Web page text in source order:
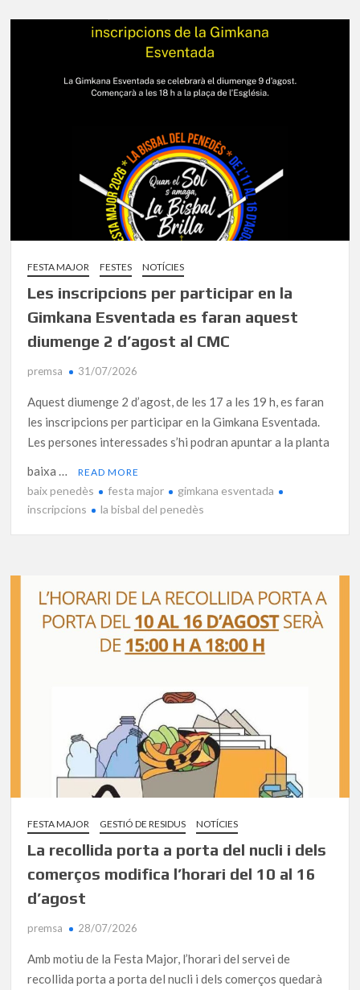
FESTA MAJOR FESTES NOTÍCIES
Les inscripcions per participar en la
Gimkana Esventada es faran aquest
diumenge 2 d’agost al CMC
premsa 31/07/2026
Aquest diumenge 2 d’agost, de les 17 a les 19 h, es faran
les inscripcions per participar en la Gimkana Esventada.
Les persones interessades s’hi podran apuntar a la planta
baixa …
READ MORE
baix penedès festa major
gimkana esventada
inscripcions
la bisbal del penedès
FESTA MAJOR GESTIÓ DE RESIDUS NOTÍCIES
La recollida porta a porta del nucli i dels
comerços modifica l’horari del 10 al 16
d’agost
premsa 28/07/2026
Amb motiu de la Festa Major, l’horari del servei de
recollida porta a porta del nucli i dels comerços quedarà